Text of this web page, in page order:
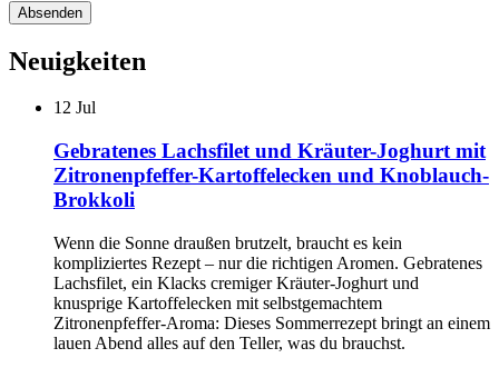
Absenden
Neuigkeiten
12 Jul
Gebratenes Lachsfilet und Kräuter-Joghurt mit
Zitronenpfeffer-Kartoffelecken und Knoblauch-
Brokkoli
Wenn die Sonne draußen brutzelt, braucht es kein
kompliziertes Rezept – nur die richtigen Aromen. Gebratenes
Lachsfilet, ein Klacks cremiger Kräuter-Joghurt und
knusprige Kartoffelecken mit selbstgemachtem
Zitronenpfeffer-Aroma: Dieses Sommerrezept bringt an einem
lauen Abend alles auf den Teller, was du brauchst.